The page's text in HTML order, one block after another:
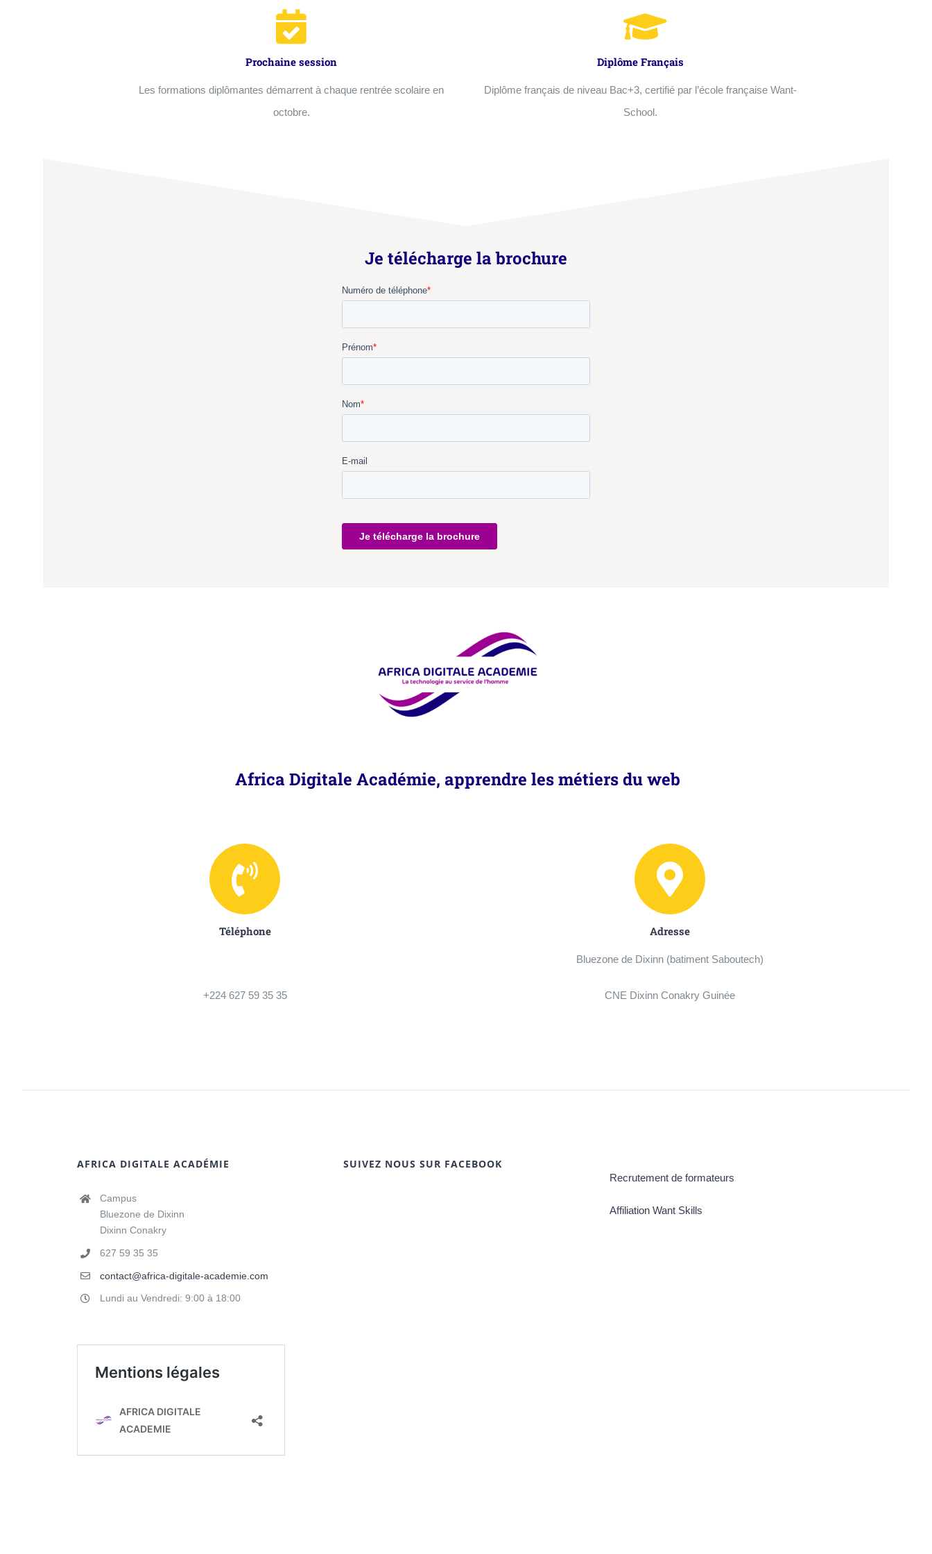
Prochaine session
Les formations diplômantes démarrent à chaque rentrée scolaire en
octobre.
Diplôme Français
Diplôme français de niveau Bac+3, certifié par l’école française Want-
School.
Je télécharge la brochure
Africa Digitale Académie, apprendre les métiers du web
Téléphone
+224 627 59 35 35
Adresse
Bluezone de Dixinn (batiment Saboutech)
CNE Dixinn Conakry Guinée
AFRICA DIGITALE ACADÉMIE
Campus
Bluezone de Dixinn
Dixinn Conakry
627 59 35 35
contact@africa-digitale-academie.com
Lundi au Vendredi: 9:00 à 18:00
SUIVEZ NOUS SUR FACEBOOK
Recrutement de formateurs
Affiliation Want Skills